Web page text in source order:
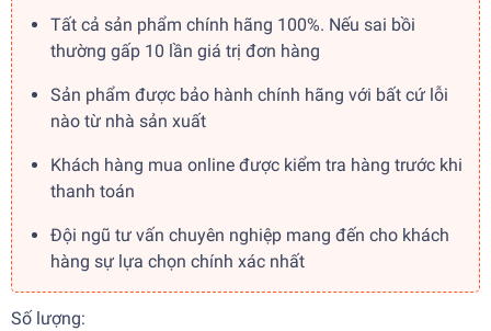
Tất cả sản phẩm chính hãng 100%. Nếu sai bồi
thường gấp 10 lần giá trị đơn hàng
Sản phẩm được bảo hành chính hãng với bất cứ lỗi
nào từ nhà sản xuất
Khách hàng mua online được kiểm tra hàng trước khi
thanh toán
Đội ngũ tư vấn chuyên nghiệp mang đến cho khách
hàng sự lựa chọn chính xác nhất
Số lượng: